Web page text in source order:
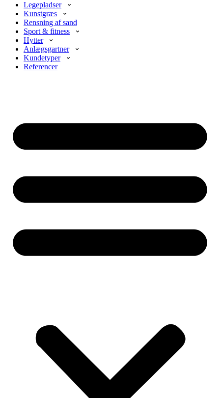
Legepladser
Kunstgræs
Rensning af sand
Sport & fitness
Hytter
Anlægsgartner
Kundetyper
Referencer